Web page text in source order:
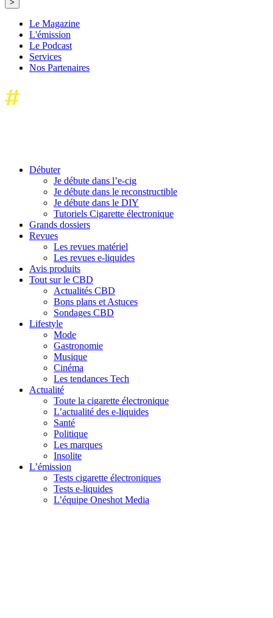
Le Magazine
L'émission
Le Podcast
Services
Nos Partenaires
Débuter
Je débute dans l’e-cig
Je débute dans le reconstructible
Je débute dans le DIY
Tutoriels Cigarette électronique
Grands dossiers
Revues
Les revues matériel
Les revues e-liquides
Avis produits
Tout sur le CBD
Actualités CBD
Bons plans et Astuces
Sondages CBD
Lifestyle
Mode
Gastronomie
Musique
Cinéma
Les tendances Tech
Actualité
Toute la cigarette électronique
L’actualité des e-liquides
Santé
Politique
Les marques
Insolite
L’émission
Tests cigarette électroniques
Tests e-liquides
L’équipe Oneshot Media